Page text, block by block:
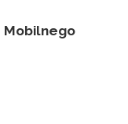
Mobilnego